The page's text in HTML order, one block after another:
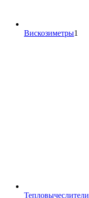
Вискозиметры1
Тепловычеслители